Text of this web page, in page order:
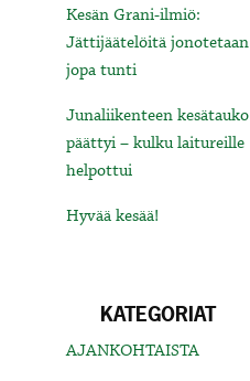
Kesän Grani-ilmiö:
Jättijäätelöitä jonotetaan
jopa tunti
Junaliikenteen kesätauko
päättyi – kulku laitureille
helpottui
Hyvää kesää!
KATEGORIAT
AJANKOHTAISTA